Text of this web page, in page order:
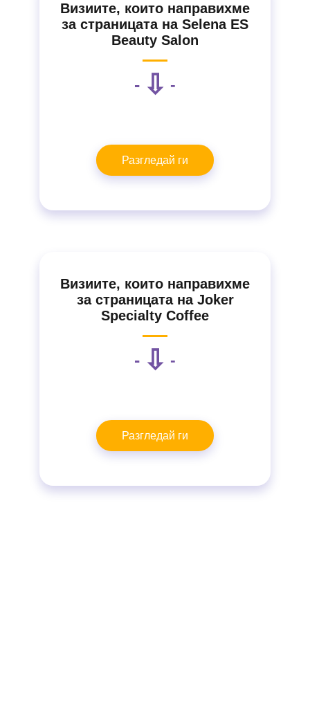
Визиите, които направихме
за страницата на Selena ES
Beauty Salon
- ⇩ -
Разгледай ги
Визиите, които направихме
за страницата на Joker
Specialty Coffee
- ⇩ -
Разгледай ги